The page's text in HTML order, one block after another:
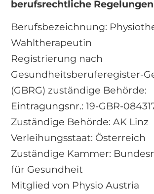
berufsrechtliche Regelungen
Berufsbezeichnung:
Wahltherapeutin
Registrierung nach
Gesundheitsberuferegister-
(GBRG) zuständige Behörde:
Eintragungsnr.: 19-GBR-
Zuständige Behörde: AK Linz
Verleihungsstaat: Österreich
Zuständige Kammer:
für Gesundheit
Mitglied von Physio Austria